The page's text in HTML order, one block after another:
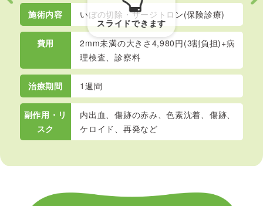
施術内容 いぼの切除・サージトロン(保険診療)
費用
2mm未満の大きさ4,980円(3割負担)+病
理検査、診察料
治療期間 1週間
副作用・リ
スク
内出血、傷跡の赤み、色素沈着、傷跡、
ケロイド、再発など